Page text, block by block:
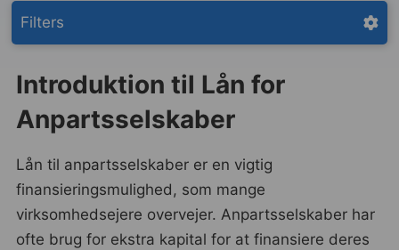
Filters
Introduktion til Lån for
Anpartsselskaber
Lån til anpartsselskaber er en vigtig
finansieringsmulighed, som mange
virksomhedsejere overvejer. Anpartsselskaber har
ofte brug for ekstra kapital for at finansiere deres